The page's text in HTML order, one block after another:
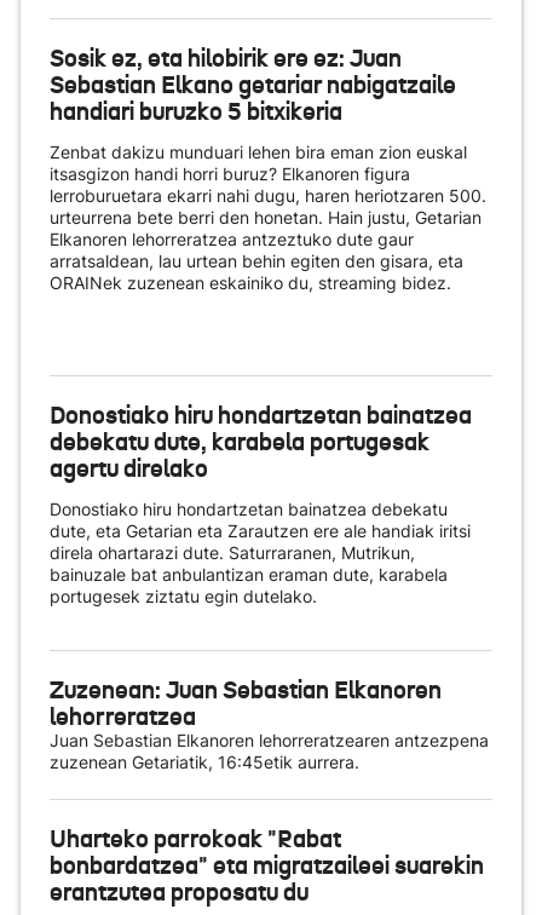
Sosik ez, eta hilobirik ere ez: Juan
Sebastian Elkano getariar nabigatzaile
handiari buruzko 5 bitxikeria
Zenbat dakizu munduari lehen bira eman zion euskal
itsasgizon handi horri buruz? Elkanoren figura
lerroburuetara ekarri nahi dugu, haren heriotzaren 500.
urteurrena bete berri den honetan. Hain justu, Getarian
Elkanoren lehorreratzea antzeztuko dute gaur
arratsaldean, lau urtean behin egiten den gisara, eta
ORAINek zuzenean eskainiko du, streaming bidez.
Donostiako hiru hondartzetan bainatzea
debekatu dute, karabela portugesak
agertu direlako
Donostiako hiru hondartzetan bainatzea debekatu
dute, eta Getarian eta Zarautzen ere ale handiak iritsi
direla ohartarazi dute. Saturraranen, Mutrikun,
bainuzale bat anbulantizan eraman dute, karabela
portugesek ziztatu egin dutelako.
Zuzenean: Juan Sebastian Elkanoren
lehorreratzea
Juan Sebastian Elkanoren lehorreratzearen antzezpena
zuzenean Getariatik, 16:45etik aurrera.
Uharteko parrokoak "Rabat
bonbardatzea" eta migratzaileei suarekin
erantzutea proposatu du